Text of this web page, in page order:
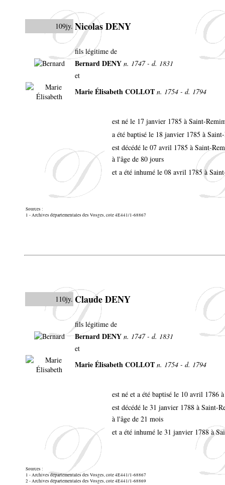
109jy. Nicolas DENY
fils légitime de
Bernard DENY n. 1747 - d. 1831
et
Marie Élisabeth COLLOT n. 1754 - d. 1794
est né le 17 janvier 1785 à Saint-
a été baptisé le 18 janvier 1785 à
est décédé le 07 avril 1785 à Saint-
à l'âge de 80 jours
et a été inhumé le 08 avril 1785 à
Sources :
1 - Archives départementales des Vosges, cote 4E441/1-68867
110jy. Claude DENY
fils légitime de
Bernard DENY n. 1747 - d. 1831
et
Marie Élisabeth COLLOT n. 1754 - d. 1794
est né et a été baptisé le 10 avril 1786
est décédé le 31 janvier 1788 à Saint-
à l'âge de 21 mois
et a été inhumé le 31 janvier 1788 à
Sources :
1 - Archives départementales des Vosges, cote 4E441/1-68867
2 - Archives départementales des Vosges, cote 4E441/1-68869